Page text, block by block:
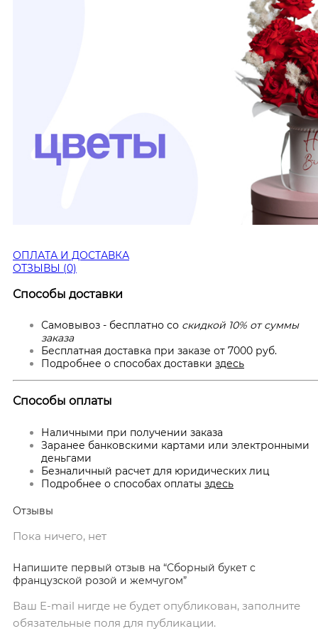
ОПЛАТА И ДОСТАВКА
ОТЗЫВЫ (0)
Способы доставки
Самовывоз - бесплатно со скидкой 10% от суммы
заказа
Бесплатная доставка при заказе от 7000 руб.
Подробнее о способах доставки здесь
Способы оплаты
Наличными при получении заказа
Заранее банковскими картами или электронными
деньгами
Безналичный расчет для юридических лиц
Подробнее о способах оплаты здесь
Отзывы
Пока ничего, нет
Напишите первый отзыв на “Сборный букет с
французской розой и жемчугом”
Ваш E-mail нигде не будет опубликован, заполните
обязательные поля для публикации.